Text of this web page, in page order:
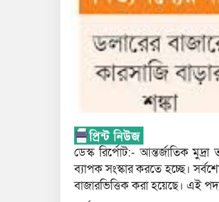
ডেস্ক রির্পোট:- আন্তর্জাতিক
ব্যাপক সংস্কার করতে হচ্ছে।
বাজারভিত্তিক করা হয়েছে। এই